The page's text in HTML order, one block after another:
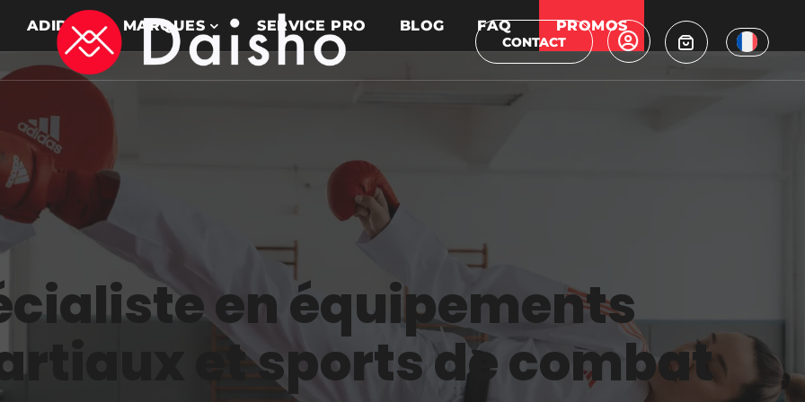
CONTACT
ADIDAS MARQUES SERVICE PRO BLOG FAQ PROMOS
en équipements
et sports de combat